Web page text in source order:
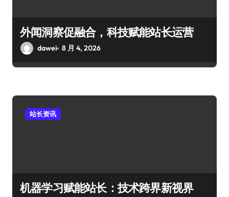
外闻洞察促融合，科技赋能站长运营
dawei 8 月 4, 2026
站长资讯
机器学习赋能站长：技术跨界新视界